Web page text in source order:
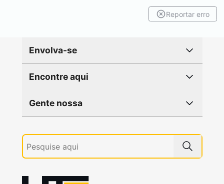
Reportar erro
Envolva-se
Encontre aqui
Gente nossa